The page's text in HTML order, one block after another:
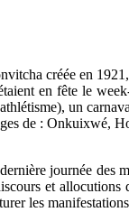
créée en
en fête le
un
de : Onkuixwé,
journée des
et allocutions
les